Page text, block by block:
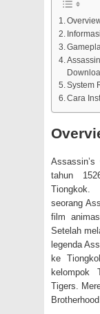
System
Cara
tahun
Tiongkok.
seorang
film
Setelah
legenda
ke
kelompok
Tigers.